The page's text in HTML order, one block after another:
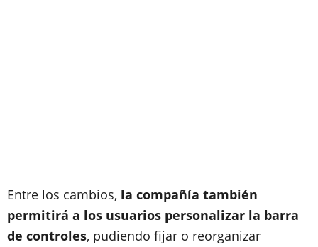
Entre los cambios, la compañía también
permitirá a los usuarios personalizar la barra
de controles, pudiendo fijar o reorganizar